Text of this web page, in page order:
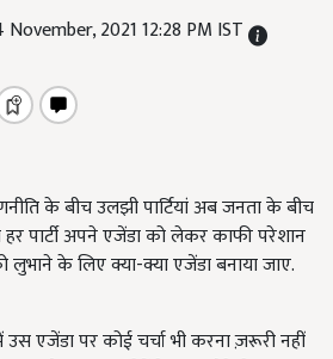
2021 12:28 PM IST
के बीच उलझी पार्टियां अब जनता के बीच
पार्टी अपने एजेंडा को लेकर काफी परेशान
के लिए क्या-क्या एजेंडा बनाया जाए.
एजेंडा पर कोई चर्चा भी करना ज़रूरी नहीं